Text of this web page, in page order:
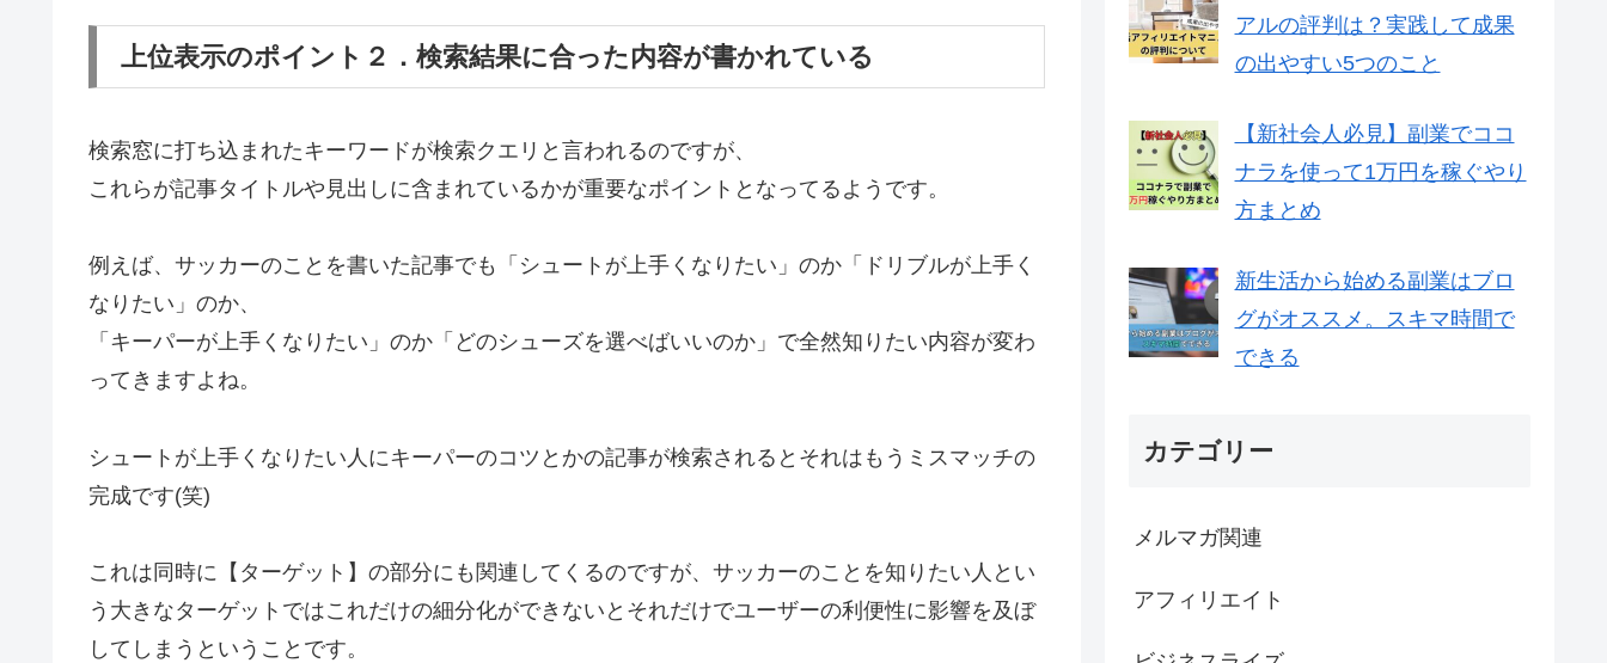
上位表示のポイント２．検索結果に合った内容が書かれている
検索窓に打ち込まれたキーワードが検索クエリと言われるのですが、
これらが記事タイトルや見出しに含まれているかが重要なポイントとなってるようです。
例えば、サッカーのことを書いた記事でも「シュートが上手くなりたい」のか「ドリブルが上手く
なりたい」のか、
「キーパーが上手くなりたい」のか「どのシューズを選べばいいのか」で全然知りたい内容が変わ
ってきますよね。
シュートが上手くなりたい人にキーパーのコツとかの記事が検索されるとそれはもうミスマッチの
完成です(笑)
これは同時に【ターゲット】の部分にも関連してくるのですが、サッカーのことを知りたい人とい
う大きなターゲットではこれだけの細分化ができないとそれだけでユーザーの利便性に影響を及ぼ
してしまうということです。
アルの評判は？実践して成果
の出やすい5つのこと
【新社会人必見】副業でココ
ナラを使って1万円を稼ぐやり
方まとめ
新生活から始める副業はブロ
グがオススメ。スキマ時間で
できる
カテゴリー
メルマガ関連
アフィリエイト